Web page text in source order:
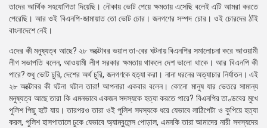
তাদের আর্থিক সহযোগিতা দিয়েছি। নৌকায় ভোট পেয়ে ক্ষমতায় এসেছি বলেই এটি আমরা করতে
পেরেছি। আর ওই বিএনপি-জামায়াত তো ভোট চোর। জনগণের সম্পদ চোর। ওই চোরদের ঠাঁই
বাংলাদেশে নেই।
এদের কী মনুষ্যত্ব আছে? ২৮ অক্টোবর ভয়াল তা-বের ঘটনায় বিএনপির সমালোচনা করে আওয়ামী
লীগ সভাপতি বলেন, আওয়ামী লীগ সরকার ক্ষমতায় থাকলে দেশ ভালো থাকে। আর বিএনপি কী
পারে? শুধু ভোট চুরি, দেশের অর্থ চুরি, জনগণকে হত্যা করা। নানা ধরনের অত্যাচার নির্যাতন। এই
২৮ অক্টোবর কী ঘটনা ঘটাল তারা! আপনারা একবার বলেন। কোনো মানুষ যার ভেতরে সামান্য
মনুষ্যত্ব আছে তারা কি এমনভাবে একজন সদস্যকে হত্যা করতে পারে? বিএনপির তাণ্ডবের মুখে
পুলিশ পিছু হটে যায়। তারপরও তারা ওই পুলিশ সদস্যকে ধরে যেভাবে লাঠিপেটা ও কুপিয়ে হত্যা
করল, পুলিশ হাসপাতালে ঢুকে যেভাবে অ্যাম্বুলেন্স পোড়াল, এমনকি তারা আমাদের নারী সদস্যদের